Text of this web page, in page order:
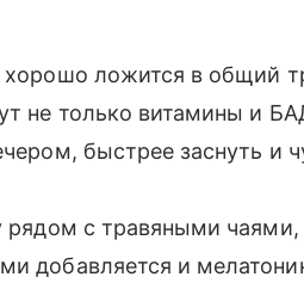
хорошо ложится в общий
не только витамины и
быстрее заснуть и
рядом с травяными
добавляется и